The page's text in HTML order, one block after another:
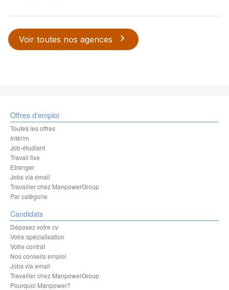
Voir toutes nos agences
Offres d'emploi
Toutes les offres
Intérim
Job-étudiant
Travail fixe
Etranger
Jobs via email
Travailler chez ManpowerGroup
Par catégorie
Candidats
Déposez votre cv
Votre spécialisation
Votre contrat
Nos conseils emploi
Jobs via email
Travailler chez ManpowerGroup
Pourquoi Manpower?